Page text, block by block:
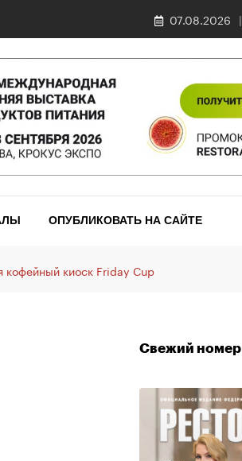
07.08.2026
ОПУБЛИКОВАТЬ НА САЙТЕ
кофейный киоск Friday Cup
Свежий номер